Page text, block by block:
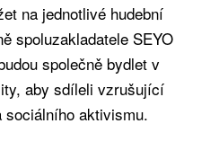
na jednotlivé hudební
spoluzakladatele SEYO
společně bydlet v
aby sdíleli vzrušující
aktivismu.